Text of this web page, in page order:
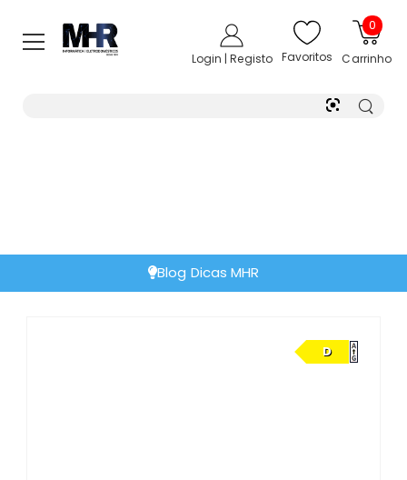
Login | Registo Favoritos
0
Carrinho
Blog Dicas MHR
D